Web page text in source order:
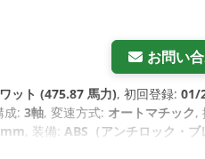
お問い
ット (475.87 馬力), 初回登録: 01/
成: 3軸, 変速方式: オートマチック,
, 装備: ABS（アンチロック・
子安定制御プログラム (ESP)